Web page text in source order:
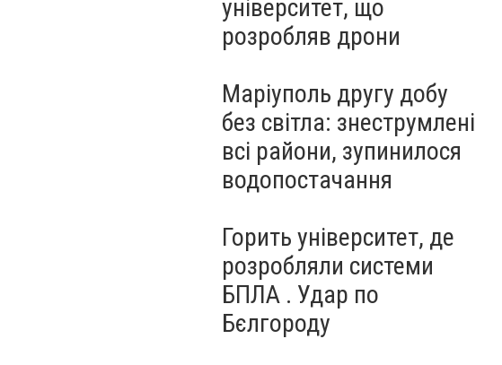
університет, що
розробляв дрони
Маріуполь другу добу
без світла: знеструмлені
всі райони, зупинилося
водопостачання
Горить університет, де
розробляли системи
БПЛА . Удар по
Бєлгороду